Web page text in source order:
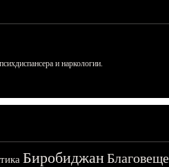
и наркологии.
Биробиджан